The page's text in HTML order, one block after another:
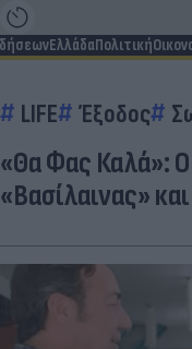
ΕλλάδαΠολιτική
LIFE Έξοδος
«Θα Φας Καλά»:
«Βασίλαινας»